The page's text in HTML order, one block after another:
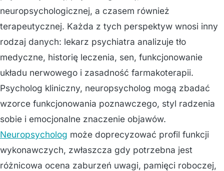
neuropsychologicznej, a czasem również
terapeutycznej. Każda z tych perspektyw wnosi inny
rodzaj danych: lekarz psychiatra analizuje tło
medyczne, historię leczenia, sen, funkcjonowanie
układu nerwowego i zasadność farmakoterapii.
Psycholog kliniczny, neuropsycholog mogą zbadać
wzorce funkcjonowania poznawczego, styl radzenia
sobie i emocjonalne znaczenie objawów.
Neuropsycholog może doprecyzować profil funkcji
wykonawczych, zwłaszcza gdy potrzebna jest
różnicowa ocena zaburzeń uwagi, pamięci roboczej,